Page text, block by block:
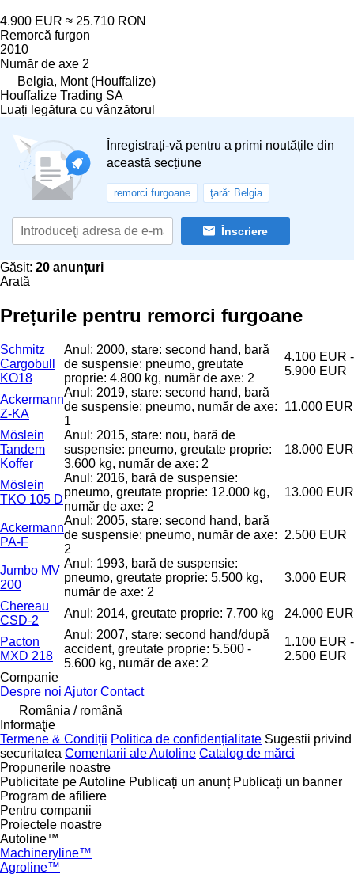
4.900 EUR ≈ 25.710 RON
Remorcă furgon
2010
Număr de axe 2
Belgia, Mont (Houffalize)
Houffalize Trading SA
Luați legătura cu vânzătorul
Înregistrați-vă pentru a primi noutățile din
această secțiune
remorci furgoane ţară: Belgia
Înscriere
Găsit: 20 anunțuri
Arată
Prețurile pentru remorci furgoane
Schmitz
Cargobull
KO18
Anul: 2000, stare: second hand, bară
de suspensie: pneumo, greutate
proprie: 4.800 kg, număr de axe: 2
4.100 EUR -
5.900 EUR
Ackermann
Z-KA
Anul: 2019, stare: second hand, bară
de suspensie: pneumo, număr de axe:
1
11.000 EUR
Möslein
Tandem
Koffer
Anul: 2015, stare: nou, bară de
suspensie: pneumo, greutate proprie:
3.600 kg, număr de axe: 2
18.000 EUR
Möslein
TKO 105 D
Anul: 2016, bară de suspensie:
pneumo, greutate proprie: 12.000 kg,
număr de axe: 2
13.000 EUR
Ackermann
PA-F
Anul: 2005, stare: second hand, bară
de suspensie: pneumo, număr de axe:
2
2.500 EUR
Jumbo MV
200
Anul: 1993, bară de suspensie:
pneumo, greutate proprie: 5.500 kg,
număr de axe: 2
3.000 EUR
Chereau
CSD-2
Anul: 2014, greutate proprie: 7.700 kg 24.000 EUR
Pacton
MXD 218
Anul: 2007, stare: second hand/după
accident, greutate proprie: 5.500 -
5.600 kg, număr de axe: 2
1.100 EUR -
2.500 EUR
Companie
Despre noi Ajutor Contact
România / română
Informaţie
Termene & Condiții Politica de confidențialitate Sugestii privind
securitatea Comentarii ale Autoline Catalog de mărcі
Propunerile noastre
Publicitate pe Autoline Publicați un anunț Publicați un banner
Program de afiliere
Pentru companii
Proiectele noastre
Autoline™
Machineryline™
Agroline™